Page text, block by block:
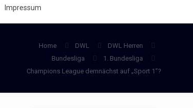
Impressum
Home DWL
DWL Herren
Bundesliga
1. Bundesliga
Champions League demnächst auf „Sport 1“?